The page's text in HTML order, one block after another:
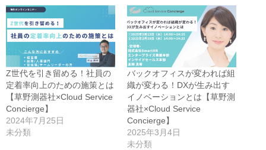
ク
リ
ッ
ク
し
て
く
だ
さ
い
(新
し
い
ウ
ィ
ン
ド
ウ
Z世代を引き留める！社員の
定着率向上のための施策とは
【草野測器社×Cloud Service
Concierge】
2024年7月25日
未分類
バックオフィスが変われば組
織が変わる！DXが生み出す
イノベーションとは【草野測
器社×Cloud Service
Concierge】
2025年3月4日
未分類